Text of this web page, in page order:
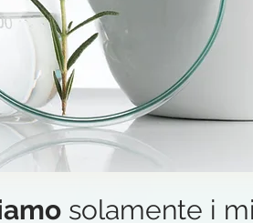
solamente i